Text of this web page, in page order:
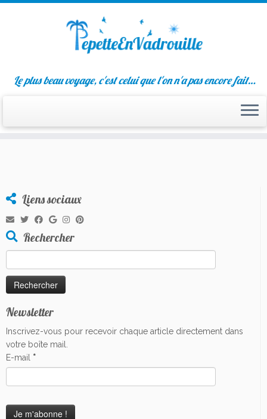
Le plus beau voyage, c'est celui que l'on n'a pas encore fait…
Liens sociaux
Rechercher
Newsletter
Inscrivez-vous pour recevoir chaque article directement dans
votre boîte mail.
E-mail *